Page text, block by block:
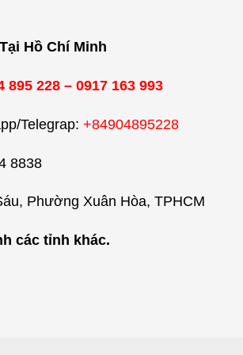
Hồ Chí Minh
895 228 – 0917 163 993
Telegrap: +84904895228
8838
Phường Xuân Hòa, TPHCM
các tỉnh khác.